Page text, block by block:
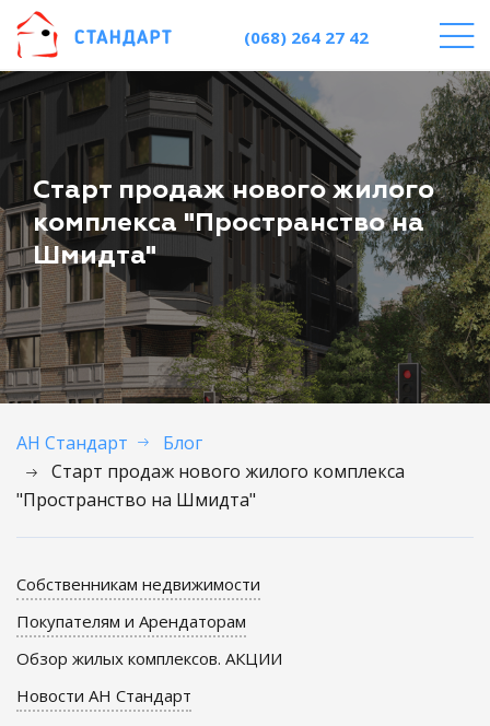
(068) 264 27 42
Старт продаж нового жилого
комплекса "Пространство на
Шмидта"
АН Стандарт
Блог
Старт продаж нового жилого комплекса
"Пространство на Шмидта"
Собственникам недвижимости
Покупателям и Арендаторам
Обзор жилых комплексов. АКЦИИ
Новости АН Стандарт